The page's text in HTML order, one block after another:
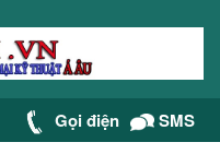
Gọi điện SMS